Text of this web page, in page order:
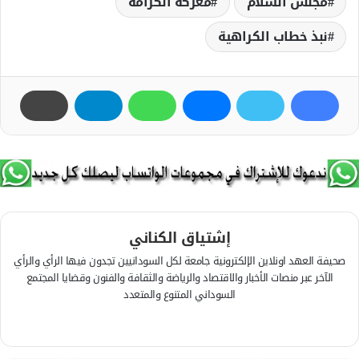
نبذ خطاب الكراهية
إشتياق الكناني
صحيفة العهد اونلاين الإلكترونية جامعة لكل السودانيين تجدون فيها الرأي والرأي
الآخر عبر منصات الأخبار والاقتصاد والرياضة والثقافة والفنون وقضايا المجتمع
السوداني المتنوع والمتعدد